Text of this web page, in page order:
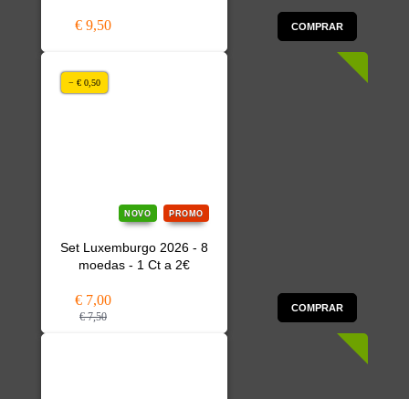
€ 9,50 COMPRAR
NOVO PROMO
Set Luxemburgo 2026 - 8
moedas - 1 Ct a 2€
€ 7,00
€ 7,50
COMPRAR
− € 0,50